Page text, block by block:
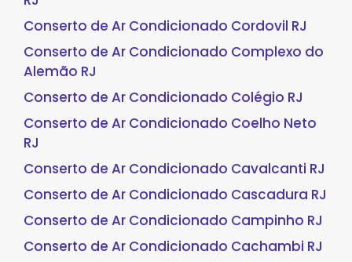
Conserto de Ar Condicionado Cordovil RJ
Conserto de Ar Condicionado Complexo do
Alemão RJ
Conserto de Ar Condicionado Colégio RJ
Conserto de Ar Condicionado Coelho Neto
RJ
Conserto de Ar Condicionado Cavalcanti RJ
Conserto de Ar Condicionado Cascadura RJ
Conserto de Ar Condicionado Campinho RJ
Conserto de Ar Condicionado Cachambi RJ